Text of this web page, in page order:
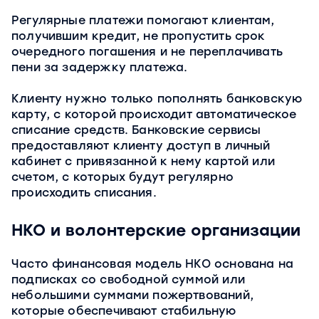
Регулярные платежи помогают клиентам,
получившим кредит, не пропустить срок
очередного погашения и не переплачивать
пени за задержку платежа.
Клиенту нужно только пополнять банковскую
карту, с которой происходит автоматическое
списание средств. Банковские сервисы
предоставляют клиенту доступ в личный
кабинет с привязанной к нему картой или
счетом, с которых будут регулярно
происходить списания.
НКО и волонтерские организации
Часто финансовая модель НКО основана на
подписках со свободной суммой или
небольшими суммами пожертвований,
которые обеспечивают стабильную